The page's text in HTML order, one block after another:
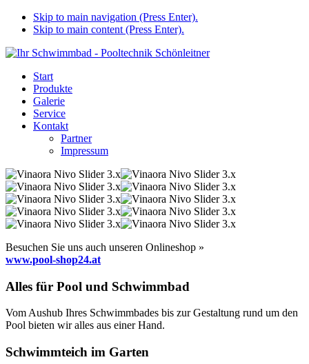
Skip to main navigation (Press Enter).
Skip to main content (Press Enter).
Start
Produkte
Galerie
Service
Kontakt
Partner
Impressum
Besuchen Sie uns auch unseren Onlineshop »
www.pool-shop24.at
Alles für Pool und Schwimmbad
Vom Aushub Ihres Schwimmbades bis zur Gestaltung rund um den
Pool bieten wir alles aus einer Hand.
Schwimmteich im Garten